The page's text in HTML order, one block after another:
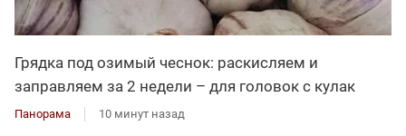
Грядка под озимый чеснок: раскисляем и
заправляем за 2 недели – для головок с кулак
Панорама 10 минут назад